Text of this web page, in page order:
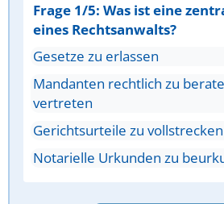
Frage 1/5: Was ist eine
eines Rechtsanwalts?
Gesetze zu erlassen
Mandanten rechtlich zu
vertreten
Gerichtsurteile zu vollstrecken
Notarielle Urkunden zu